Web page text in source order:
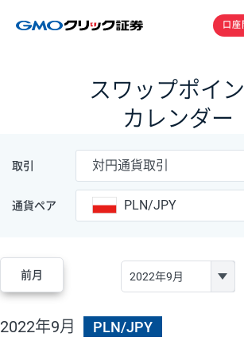
口座
スワップポイ
カレンダー
取引 対円通貨取引
通貨ペア PLN/JPY
前月
2022年9月 PLN/JPY